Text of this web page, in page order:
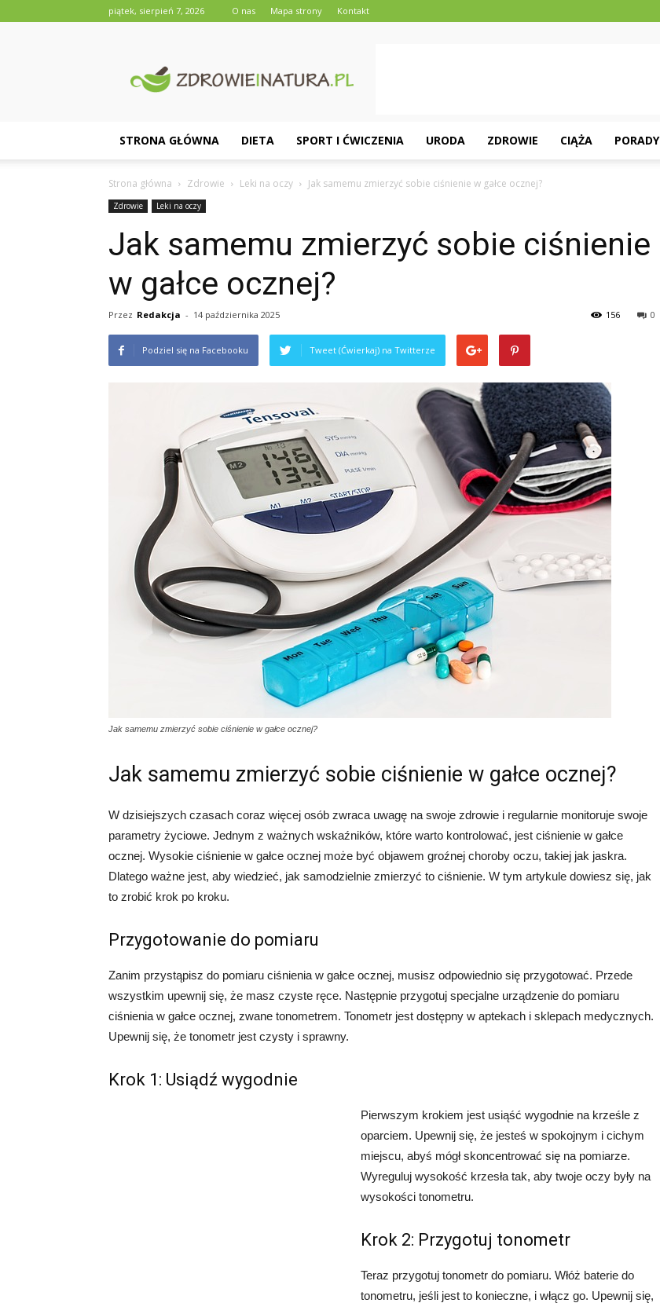
piątek, sierpień 7, 2026 O nas Mapa strony Kontakt
STRONA GŁÓWNA DIETA SPORT I ĆWICZENIA URODA ZDROWIE CIĄŻA PORADY
Strona główna Zdrowie Leki na oczy Jak samemu zmierzyć sobie ciśnienie w gałce ocznej?
Zdrowie Leki na oczy
Jak samemu zmierzyć sobie ciśnienie
w gałce ocznej?
Przez Redakcja - 14 października 2025 0
156
Podziel się na Facebooku Tweet (Ćwierkaj) na Twitterze
Jak samemu zmierzyć sobie ciśnienie w gałce ocznej?
Jak samemu zmierzyć sobie ciśnienie w gałce ocznej?
W dzisiejszych czasach coraz więcej osób zwraca uwagę na swoje zdrowie i regularnie monitoruje swoje
parametry życiowe. Jednym z ważnych wskaźników, które warto kontrolować, jest ciśnienie w gałce
ocznej. Wysokie ciśnienie w gałce ocznej może być objawem groźnej choroby oczu, takiej jak jaskra.
Dlatego ważne jest, aby wiedzieć, jak samodzielnie zmierzyć to ciśnienie. W tym artykule dowiesz się, jak
to zrobić krok po kroku.
Przygotowanie do pomiaru
Zanim przystąpisz do pomiaru ciśnienia w gałce ocznej, musisz odpowiednio się przygotować. Przede
wszystkim upewnij się, że masz czyste ręce. Następnie przygotuj specjalne urządzenie do pomiaru
ciśnienia w gałce ocznej, zwane tonometrem. Tonometr jest dostępny w aptekach i sklepach medycznych.
Upewnij się, że tonometr jest czysty i sprawny.
Krok 1: Usiądź wygodnie
Pierwszym krokiem jest usiąść wygodnie na krześle z
oparciem. Upewnij się, że jesteś w spokojnym i cichym
miejscu, abyś mógł skoncentrować się na pomiarze.
Wyreguluj wysokość krzesła tak, aby twoje oczy były na
wysokości tonometru.
Krok 2: Przygotuj tonometr
Teraz przygotuj tonometr do pomiaru. Włóż baterie do
tonometru, jeśli jest to konieczne, i włącz go. Upewnij się,